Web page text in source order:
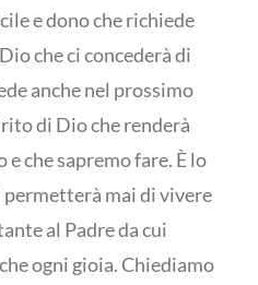
e dono che richiede
che ci concederà di
anche nel prossimo
di Dio che renderà
che sapremo fare. È lo
mai di vivere
al Padre da cui
ogni gioia. Chiediamo